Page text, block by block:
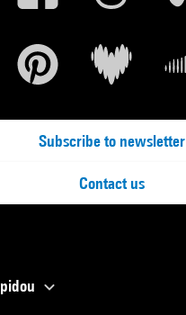
Subscribe to newsletter
Contact us